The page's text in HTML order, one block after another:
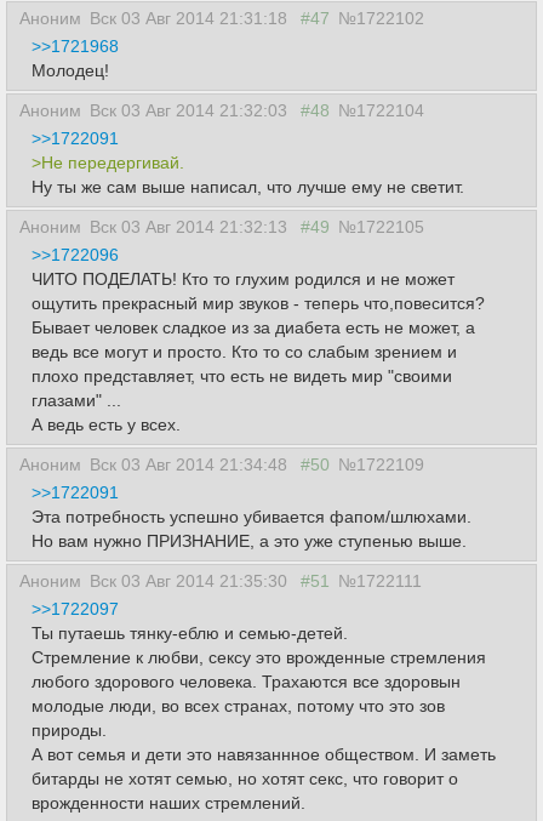
Аноним Вск 03 Авг 2014 21:31:18 #47 №1722102
>>1721968
Молодец!
Аноним Вск 03 Авг 2014 21:32:03 #48 №1722104
>>1722091
>Не передергивай.
Ну ты же сам выше написал, что лучше ему не светит.
Аноним Вск 03 Авг 2014 21:32:13 #49 №1722105
>>1722096
ЧИТО ПОДЕЛАТЬ! Кто то глухим родился и не может
ощутить прекрасный мир звуков - теперь что,повесится?
Бывает человек сладкое из за диабета есть не может, а
ведь все могут и просто. Кто то со слабым зрением и
плохо представляет, что есть не видеть мир "своими
глазами" ...
А ведь есть у всех.
Аноним Вск 03 Авг 2014 21:34:48 #50 №1722109
>>1722091
Эта потребность успешно убивается фапом/шлюхами.
Но вам нужно ПРИЗНАНИЕ, а это уже ступенью выше.
Аноним Вск 03 Авг 2014 21:35:30 #51
№1722111
>>1722097
Ты путаешь тянку-еблю и семью-детей.
Стремление к любви, сексу это врожденные стремления
любого здорового человека. Трахаются все здоровын
молодые люди, во всех странах, потому что это зов
природы.
А вот семья и дети это навязаннное обществом. И заметь
битарды не хотят семью, но хотят секс, что говорит о
врожденности наших стремлений.